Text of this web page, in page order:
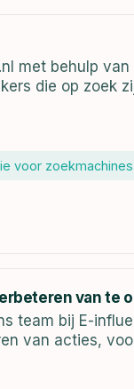
met behulp
die op zoek
voor zoekmachines
van te
te ondersteunen!
van acties,